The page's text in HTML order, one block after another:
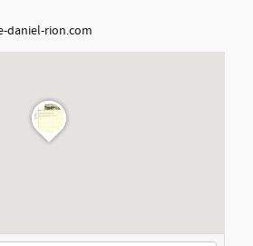
daniel-rion.com